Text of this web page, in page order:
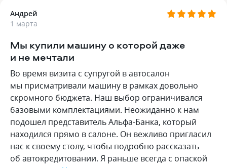
Андрей
1 марта
Мы купили машину о которой даже
и не мечтали
Во время визита с супругой в автосалон
мы присматривали машину в рамках довольно
скромного бюджета. Наш выбор ограничивался
базовыми комплектациями. Неожиданно к нам
подошел представитель Альфа-Банка, который
находился прямо в салоне. Он вежливо пригласил
нас к своему столу, чтобы подробно рассказать
об автокредитовании. Я раньше всегда с опаской